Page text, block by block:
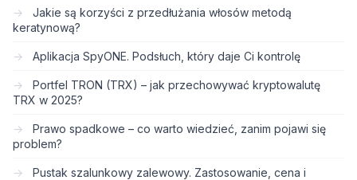
Jakie są korzyści z przedłużania włosów metodą
keratynową?
Aplikacja SpyONE. Podsłuch, który daje Ci kontrolę
Portfel TRON (TRX) – jak przechowywać kryptowalutę
TRX w 2025?
Prawo spadkowe – co warto wiedzieć, zanim pojawi się
problem?
Pustak szalunkowy zalewowy. Zastosowanie, cena i